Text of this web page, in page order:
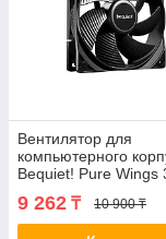
Вентилятор для
компьютерного
Bequiet! Pure Wings
120mm PWM 2-
BL105
9 262 ₸ 10 900 ₸